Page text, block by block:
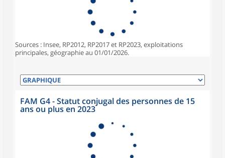
Sources : Insee, RP2012, RP2017 et RP2023, exploitations
principales, géographie au 01/01/2026.
FAM G4 - Statut conjugal des personnes de 15
ans ou plus en 2023